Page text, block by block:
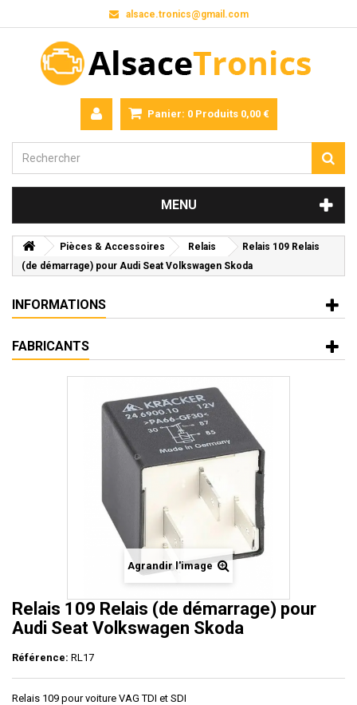
alsace.tronics@gmail.com
Panier: 0 Produits 0,00 €
MENU
Pièces & Accessoires Relais
Relais 109 Relais
(de démarrage) pour Audi Seat Volkswagen Skoda
INFORMATIONS
FABRICANTS
Agrandir l'image
Relais 109 Relais (de démarrage) pour
Audi Seat Volkswagen Skoda
Référence: RL17
Relais 109 pour voiture VAG TDI et SDI